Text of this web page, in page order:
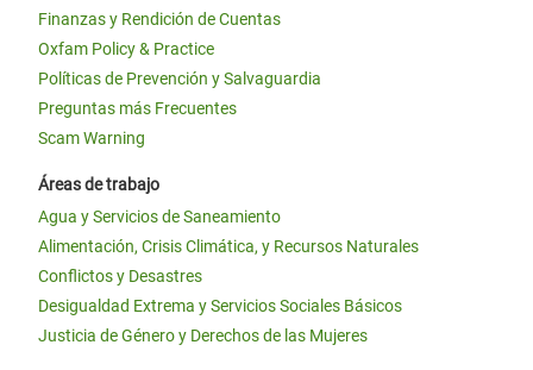
Finanzas y Rendición de Cuentas
Oxfam Policy & Practice
Políticas de Prevención y Salvaguardia
Preguntas más Frecuentes
Scam Warning
Áreas de trabajo
Agua y Servicios de Saneamiento
Alimentación, Crisis Climática, y Recursos Naturales
Conflictos y Desastres
Desigualdad Extrema y Servicios Sociales Básicos
Justicia de Género y Derechos de las Mujeres